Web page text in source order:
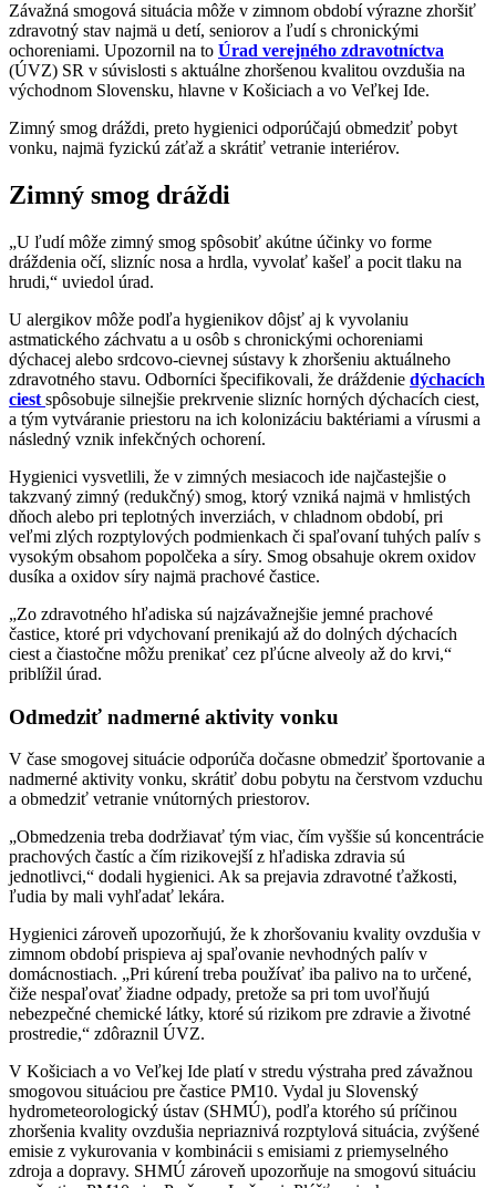
Závažná smogová situácia môže v zimnom období výrazne zhoršiť
zdravotný stav najmä u detí, seniorov a ľudí s chronickými
ochoreniami. Upozornil na to Úrad verejného zdravotníctva
(ÚVZ) SR v súvislosti s aktuálne zhoršenou kvalitou ovzdušia na
východnom Slovensku, hlavne v Košiciach a vo Veľkej Ide.
Zimný smog dráždi, preto hygienici odporúčajú obmedziť pobyt
vonku, najmä fyzickú záťaž a skrátiť vetranie interiérov.
Zimný smog dráždi
„U ľudí môže zimný smog spôsobiť akútne účinky vo forme
dráždenia očí, slizníc nosa a hrdla, vyvolať kašeľ a pocit tlaku na
hrudi,“ uviedol úrad.
U alergikov môže podľa hygienikov dôjsť aj k vyvolaniu
astmatického záchvatu a u osôb s chronickými ochoreniami
dýchacej alebo srdcovo-cievnej sústavy k zhoršeniu aktuálneho
zdravotného stavu. Odborníci špecifikovali, že dráždenie dýchacích
ciest spôsobuje silnejšie prekrvenie slizníc horných dýchacích ciest,
a tým vytváranie priestoru na ich kolonizáciu baktériami a vírusmi a
následný vznik infekčných ochorení.
Hygienici vysvetlili, že v zimných mesiacoch ide najčastejšie o
takzvaný zimný (redukčný) smog, ktorý vzniká najmä v hmlistých
dňoch alebo pri teplotných inverziách, v chladnom období, pri
veľmi zlých rozptylových podmienkach či spaľovaní tuhých palív s
vysokým obsahom popolčeka a síry. Smog obsahuje okrem oxidov
dusíka a oxidov síry najmä prachové častice.
„Zo zdravotného hľadiska sú najzávažnejšie jemné prachové
častice, ktoré pri vdychovaní prenikajú až do dolných dýchacích
ciest a čiastočne môžu prenikať cez pľúcne alveoly až do krvi,“
priblížil úrad.
Odmedziť nadmerné aktivity vonku
V čase smogovej situácie odporúča dočasne obmedziť športovanie a
nadmerné aktivity vonku, skrátiť dobu pobytu na čerstvom vzduchu
a obmedziť vetranie vnútorných priestorov.
„Obmedzenia treba dodržiavať tým viac, čím vyššie sú koncentrácie
prachových častíc a čím rizikovejší z hľadiska zdravia sú
jednotlivci,“ dodali hygienici. Ak sa prejavia zdravotné ťažkosti,
ľudia by mali vyhľadať lekára.
Hygienici zároveň upozorňujú, že k zhoršovaniu kvality ovzdušia v
zimnom období prispieva aj spaľovanie nevhodných palív v
domácnostiach. „Pri kúrení treba používať iba palivo na to určené,
čiže nespaľovať žiadne odpady, pretože sa pri tom uvoľňujú
nebezpečné chemické látky, ktoré sú rizikom pre zdravie a životné
prostredie,“ zdôraznil ÚVZ.
V Košiciach a vo Veľkej Ide platí v stredu výstraha pred závažnou
smogovou situáciou pre častice PM10. Vydal ju Slovenský
hydrometeorologický ústav (SHMÚ), podľa ktorého sú príčinou
zhoršenia kvality ovzdušia nepriaznivá rozptylová situácia, zvýšené
emisie z vykurovania v kombinácii s emisiami z priemyselného
zdroja a dopravy. SHMÚ zároveň upozorňuje na smogovú situáciu